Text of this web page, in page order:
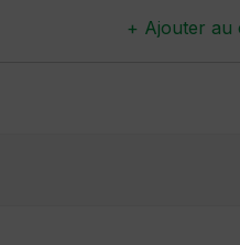
+ Ajouter au